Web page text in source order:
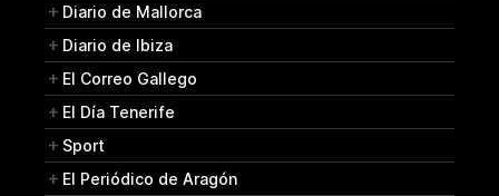
Diario de Mallorca
Diario de Ibiza
El Correo Gallego
El Día Tenerife
Sport
El Periódico de Aragón